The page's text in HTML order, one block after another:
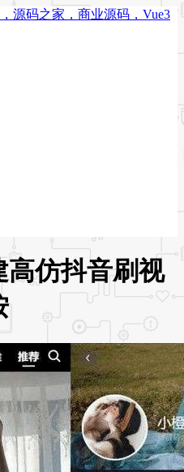
高仿抖音刷视